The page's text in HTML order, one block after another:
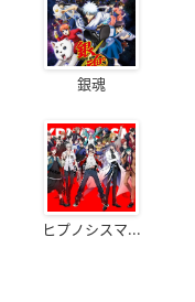
銀魂
ヒプノシスマ...